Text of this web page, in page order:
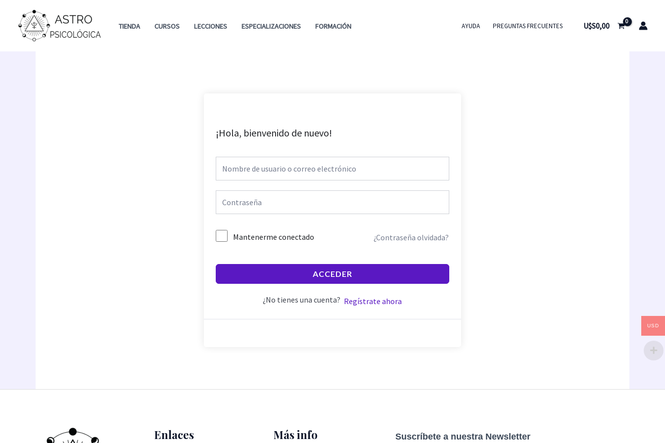
contenido
TIENDA CURSOS LECCIONES ESPECIALIZACIONES FORMACIÓN AYUDA PREGUNTAS FRECUENTES U$S0,00
¡Hola, bienvenido de nuevo!
Mantenerme conectado ¿Contraseña olvidada?
ACCEDER
¿No tienes una cuenta? Regístrate ahora
Enlaces Más info Suscríbete a nuestra Newsletter
USD